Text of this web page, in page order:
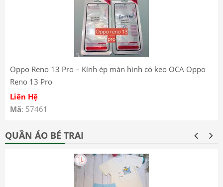
Oppo Reno 13 Pro – Kính ép màn hình có keo OCA Oppo
Reno 13 Pro
Liên Hệ
Mã: 57461
QUẦN ÁO BÉ TRAI